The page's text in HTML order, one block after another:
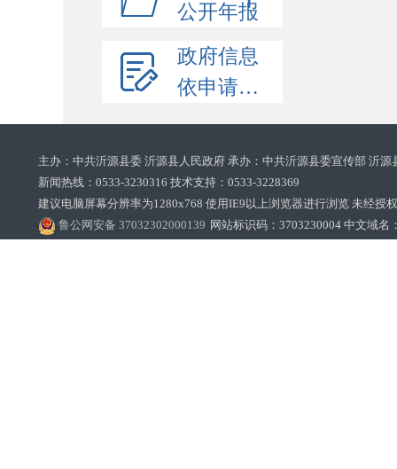
公开年报
政府信息
依申请公开
主办：中共沂源县委 沂源县人民政府 承办：中共沂源县委宣传部 沂
新闻热线：0533-3230316 技术支持：0533-3228369‌‌
建议电脑屏幕分辨率为1280x768 使用IE9以上浏览器进行浏览 未经授
鲁公网安备 37032302000139 网站标识码：3703230004 中文域名